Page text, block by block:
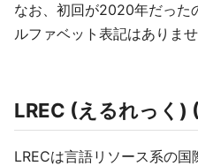
なお、初回が2020年だっ
ルファベット表記はありませ
LREC (えるれっく)
LRECは言語リソース系の